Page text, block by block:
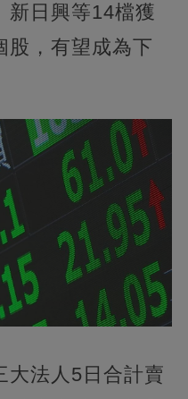
新日興等14檔獲
股，有望成為下
大法人5日合計賣